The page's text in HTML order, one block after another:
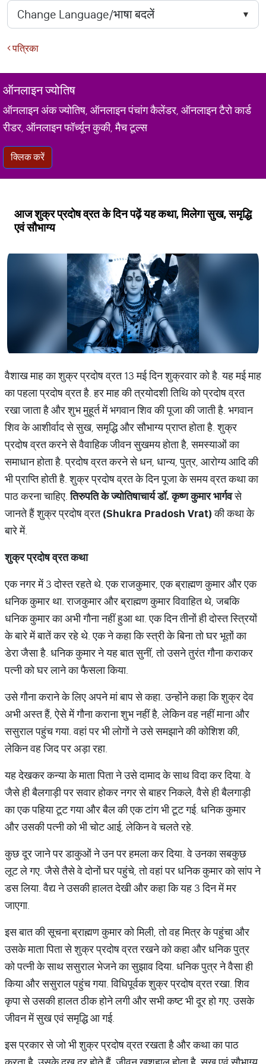
पत्रिका
ऑनलाइन ज्योतिष
ऑनलाइन अंक ज्योतिष, ऑनलाइन पंचांग कैलेंडर, ऑनलाइन टैरो कार्ड
रीडर, ऑनलाइन फॉर्च्यून कुकी, मैच टूल्स
क्लिक करें
आज शुक्र प्रदोष व्रत के दिन पढ़ें यह कथा, मिलेगा सुख, समृद्धि
एवं सौभाग्य
वैशाख माह का शुक्र प्रदोष व्रत 13 मई दिन शुक्रवार को है. यह मई माह
का पहला प्रदोष व्रत है. हर माह की त्रयोदशी तिथि को प्रदोष व्रत
रखा जाता है और शुभ मुहूर्त में भगवान शिव की पूजा की जाती है. भगवान
शिव के आशीर्वाद से सुख, समृद्धि और सौभाग्य प्राप्त होता है. शुक्र
प्रदोष व्रत करने से वैवाहिक जीवन सुखमय होता है, समस्याओं का
समाधान होता है. प्रदोष व्रत करने से धन, धान्य, पुत्र, आरोग्य आदि की
भी प्राप्ति होती है. शुक्र प्रदोष व्रत के दिन पूजा के समय व्रत कथा का
पाठ करना चाहिए.तिरुपतिकेज्योतिषाचार्यडॉ.कृष्णकुमारभार्गवसे
जानते हैं शुक्र प्रदोष व्रत(Shukra Pradosh Vrat)की कथा के
बारे में.
शुक्र प्रदोष व्रत कथा
एक नगर में 3 दोस्त रहते थे. एक राजकुमार, एक ब्राह्मण कुमार और एक
धनिक कुमार था. राजकुमार और ब्राह्मण कुमार विवाहित थे, जबकि
धनिक कुमार का अभी गौना नहीं हुआ था. एक दिन तीनों ही दोस्त स्त्रियों
के बारे में बातें कर रहे थे. एक ने कहा कि स्त्री के बिना तो घर भूतों का
डेरा जैसा है. धनिक कुमार ने यह बात सुनीं, तो उसने तुरंत गौना कराकर
पत्नी को घर लाने का फैसला किया.
उसे गौना कराने के लिए अपने मां बाप से कहा. उन्होंने कहा कि शुक्र देव
अभी अस्त हैं, ऐसे में गौना कराना शुभ नहीं है, लेकिन वह नहीं माना और
ससुराल पहुंच गया. वहां पर भी लोगों ने उसे समझाने की कोशिश की,
लेकिन वह जिद पर अड़ा रहा.
यह देखकर कन्या के माता पिता ने उसे दामाद के साथ विदा कर दिया. वे
जैसे ही बैलगाड़ी पर सवार होकर नगर से बाहर निकले, वैसे ही बैलगाड़ी
का एक पहिया टूट गया और बैल की एक टांग भी टूट गई. धनिक कुमार
और उसकी पत्नी को भी चोट आई, लेकिन वे चलते रहे.
कुछ दूर जाने पर डाकुओं ने उन पर हमला कर दिया. वे उनका सबकुछ
लूट ले गए. जैसे तैसे वे दोनों घर पहुंचे, तो वहां पर धनिक कुमार को सांप ने
डस लिया. वैद्य ने उसकी हालत देखी और कहा कि यह 3 दिन में मर
जाएगा.
इस बात की सूचना ब्राह्मण कुमार को मिली, तो वह मित्र के पहुंचा और
उसके माता पिता से शुक्र प्रदोष व्रत रखने को कहा और धनिक पुत्र
को पत्नी के साथ ससुराल भेजने का सुझाव दिया. धनिक पुत्र ने वैसा ही
किया और ससुराल पहुंच गया. विधिपूर्वक शुक्र प्रदोष व्रत रखा. शिव
कृपा से उसकी हालत ठीक होने लगी और सभी कष्ट भी दूर हो गए. उसके
जीवन में सुख एवं समृद्धि आ गई.
इस प्रकार से जो भी शुक्र प्रदोष व्रत रखता है और कथा का पाठ